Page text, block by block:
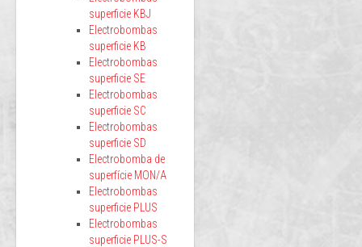
superficie KBJ
Electrobombas
superficie KB
Electrobombas
superficie SE
Electrobombas
superficie SC
Electrobombas
superficie SD
Electrobomba de
superfície MON/A
Electrobombas
superficie PLUS
Electrobombas
superficie PLUS-S